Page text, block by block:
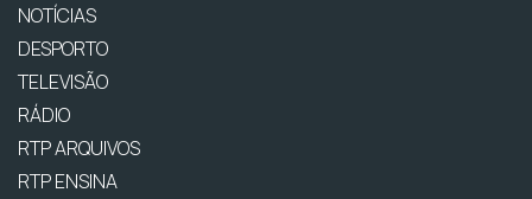
NOTÍCIAS
DESPORTO
TELEVISÃO
RÁDIO
RTP ARQUIVOS
RTP ENSINA